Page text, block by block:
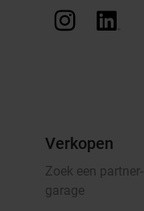
Verkopen
Zoek een partner-
garage